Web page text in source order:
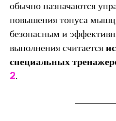
обычно назначаются
повышения тонуса
безопасным и
выполнения считается
специальных
2.